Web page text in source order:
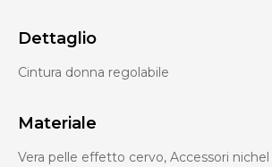
Dettaglio
Cintura donna regolabile
Materiale
Vera pelle effetto cervo, Accessori nichel